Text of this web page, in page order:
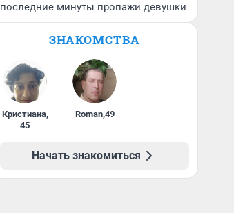
последние минуты пропажи девушки
ЗНАКОМСТВА
Кристиана,
45
Roman,49
Начать знакомиться